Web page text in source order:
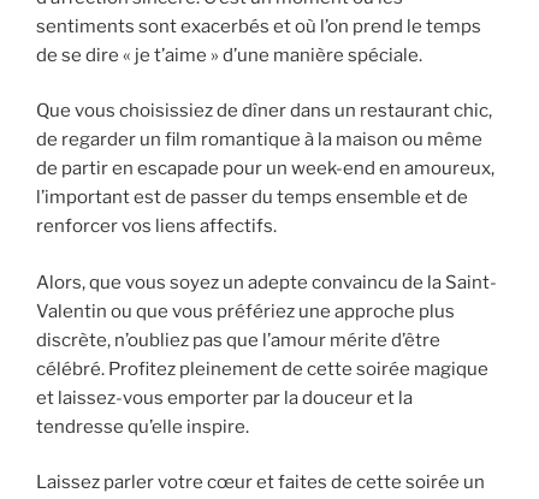
sentiments sont exacerbés et où l’on prend le temps
de se dire « je t’aime » d’une manière spéciale.
Que vous choisissiez de dîner dans un restaurant chic,
de regarder un film romantique à la maison ou même
de partir en escapade pour un week-end en amoureux,
l’important est de passer du temps ensemble et de
renforcer vos liens affectifs.
Alors, que vous soyez un adepte convaincu de la Saint-
Valentin ou que vous préfériez une approche plus
discrète, n’oubliez pas que l’amour mérite d’être
célébré. Profitez pleinement de cette soirée magique
et laissez-vous emporter par la douceur et la
tendresse qu’elle inspire.
Laissez parler votre cœur et faites de cette soirée un